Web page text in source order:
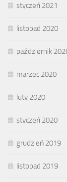
styczeń 2021
listopad 2020
październik
marzec 2020
luty 2020
styczeń 2020
grudzień 2019
listopad 2019